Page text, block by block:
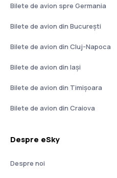
Bilete de avion spre Germania
Bilete de avion din București
Bilete de avion din Cluj-Napoca
Bilete de avion din Iași
Bilete de avion din Timișoara
Bilete de avion din Craiova
Despre eSky
Despre noi